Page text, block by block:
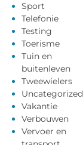
Sport
Telefonie
Testing
Toerisme
Tuin en
buitenleven
Tweewielers
Uncategorized
Vakantie
Verbouwen
Vervoer en